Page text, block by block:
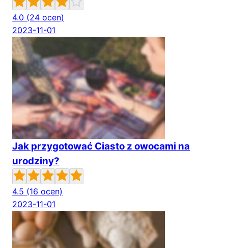
4.0 (24 ocen)
2023-11-01
Jak przygotować Ciasto z owocami na
urodziny?
4.5 (16 ocen)
2023-11-01